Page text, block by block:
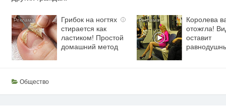
i
Грибок на ногтях
стирается как
ластиком! Простой
домашний метод
Королева
отожгла!
оставит
Общество